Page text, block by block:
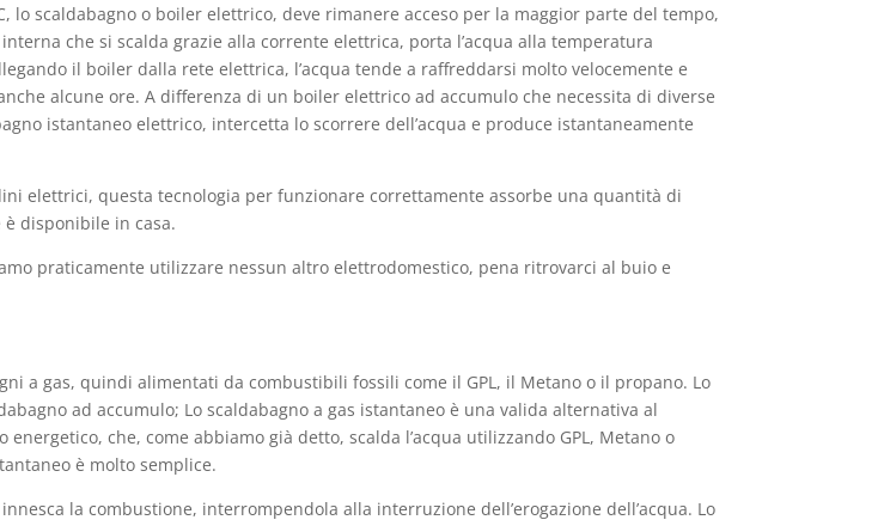
lo scaldabagno o boiler elettrico, deve rimanere acceso per la maggior parte del tempo,
che si scalda grazie alla corrente elettrica, porta l’acqua alla temperatura
il boiler dalla rete elettrica, l’acqua tende a raffreddarsi molto velocemente e
alcune ore. A differenza di un boiler elettrico ad accumulo che necessita di diverse
istantaneo elettrico, intercetta lo scorrere dell’acqua e produce istantaneamente
elettrici, questa tecnologia per funzionare correttamente assorbe una quantità di
disponibile in casa.
praticamente utilizzare nessun altro elettrodomestico, pena ritrovarci al buio e
a gas, quindi alimentati da combustibili fossili come il GPL, il Metano o il propano. Lo
ad accumulo; Lo scaldabagno a gas istantaneo è una valida alternativa al
che, come abbiamo già detto, scalda l’acqua utilizzando GPL, Metano o
è molto semplice.
la combustione, interrompendola alla interruzione dell’erogazione dell’acqua. Lo